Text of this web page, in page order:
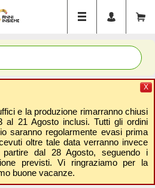
e la produzione rimarranno chiusi
al 21 Agosto inclusi. Tutti gli ordini
saranno regolarmente evasi prima
oltre tale data verranno invece
dal 28 Agosto, seguendo i
previsti. Vi ringraziamo per la
buone vacanze.
X